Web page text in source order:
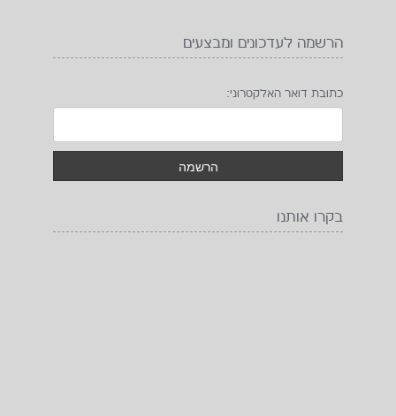
הרשמה לעדכונים ומבצעים
כתובת דואר האלקטרוני:
בקרו אותנו